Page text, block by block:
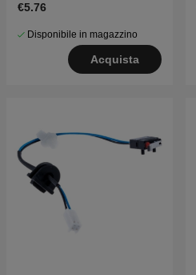
€5.76
Disponibile in magazzino
Acquista